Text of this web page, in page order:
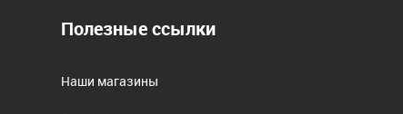
Полезные ссылки
Наши магазины